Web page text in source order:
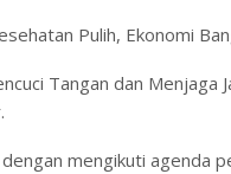
Pulih, Ekonomi
Tangan dan Menjaga
mengikuti agenda